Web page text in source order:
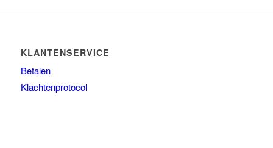
KLANTENSERVICE
Betalen
Klachtenprotocol